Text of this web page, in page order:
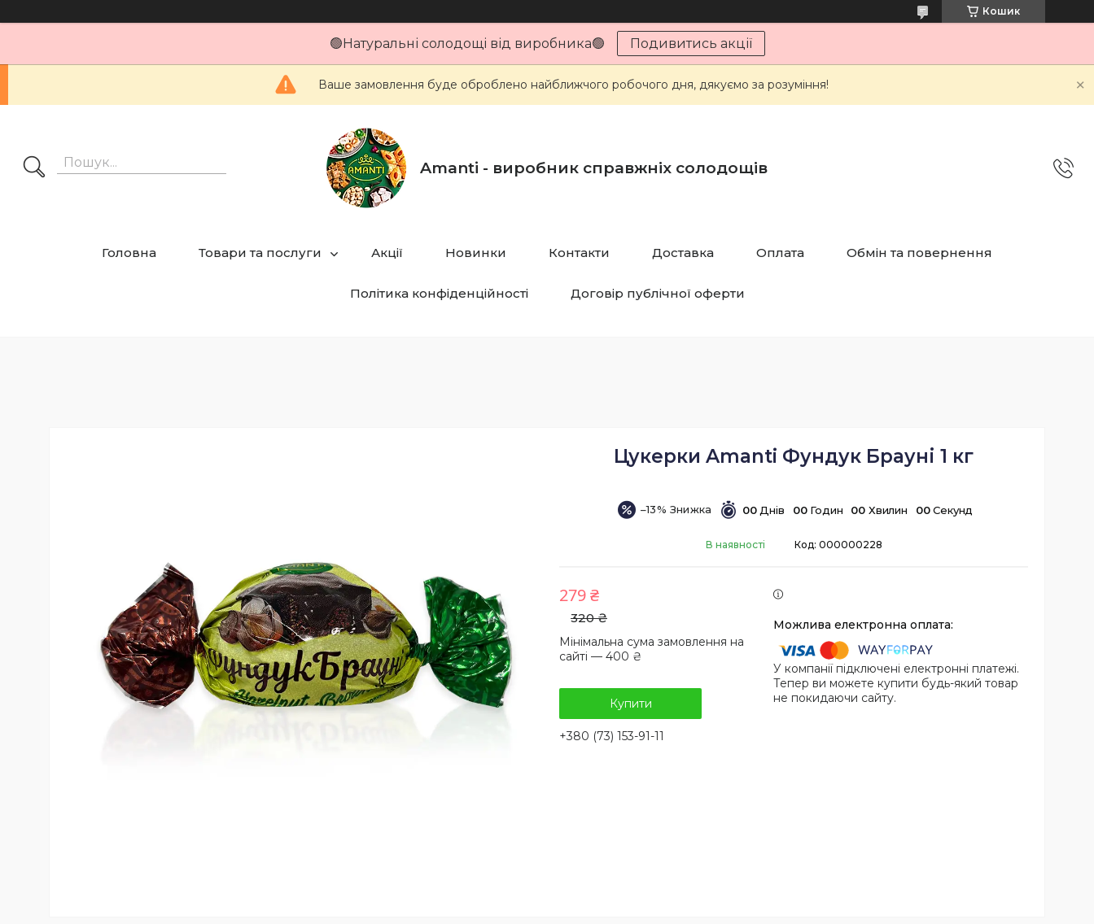
Кошик
🟢Натуральні солодощі від виробника🟢 Подивитись акції
Ваше замовлення буде оброблено найближчого робочого дня, дякуємо за розуміння!
Amanti - виробник справжніх солодощів
Головна Товари та послуги Акції Новинки Контакти Доставка Оплата Обмін та повернення
Політика конфіденційності Договір публічної оферти
Цукерки Amanti Фундук Брауні 1 кг
–13% 00 Днів 00 Годин 00 Хвилин 00 Секунд
В наявності Код: 000000228
320 ₴
279 ₴
Мінімальна сума замовлення на
сайті — 400 ₴
Купити
+380 (73) 153-91-11
У компанії підключені електронні платежі.
Тепер ви можете купити будь-який товар
не покидаючи сайту.